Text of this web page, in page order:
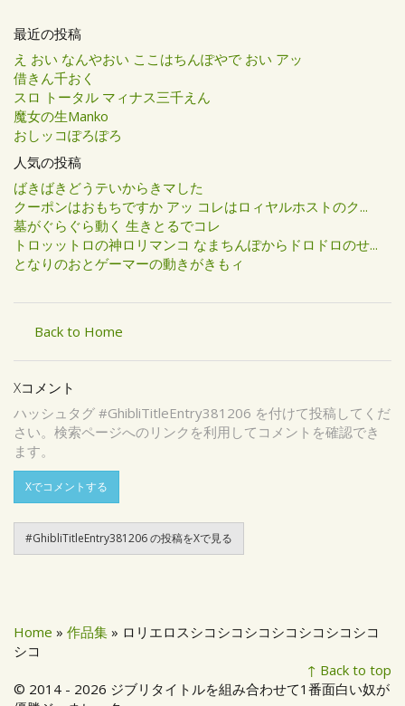
最近の投稿
え おい なんやおい ここはちんぽやで おい アッ
借きん千おく
スロ トータル マィナス三千えん
魔女の生Manko
おしッコぽろぽろ
人気の投稿
ばきばきどうテいからきマした
クーポンはおもちですか アッ コレはロィヤルホストのク...
墓がぐらぐら動く 生きとるでコレ
トロッットロの神ロリマンコ なまちんぽからドロドロのせ...
となりのおとゲーマーの動きがきもィ
Back to Home
Xコメント
ハッシュタグ #GhibliTitleEntry381206 を付けて投稿してくだ
さい。検索ページへのリンクを利用してコメントを確認でき
ます。
Xでコメントする
#GhibliTitleEntry381206 の投稿をXで見る
Home » 作品集 » ロリエロスシコシコシコシコシコシコシコ
シコ
↑ Back to top
© 2014 - 2026 ジブリタイトルを組み合わせて1番面白い奴が